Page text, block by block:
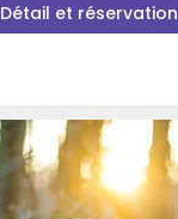
Détail et réservation